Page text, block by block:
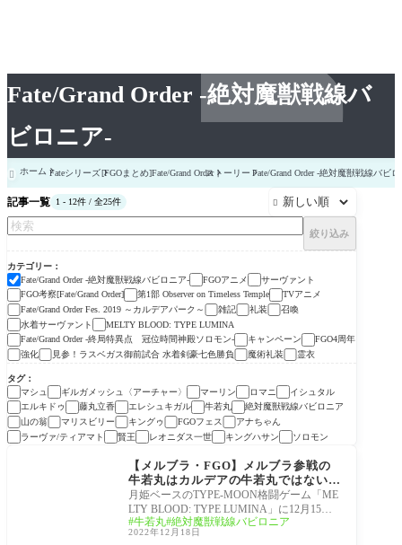
Fate/Grand Order -絶対魔獣戦線バ
ビロニア-
 ホーム Fateシリーズ[FGOまとめ]Fate/Grand Orderストーリー Fate/Grand Order -絶対魔獣戦線バビ
記事一覧 1 - 12件 / 全25件 
絞り込み
カテゴリー
Fate/Grand Order -絶対魔獣戦線バビロニア-
FGOアニメ
サーヴァント
FGO考察[Fate/Grand Order]
第1部 Observer on Timeless Temple
TVアニメ
Fate/Grand Order Fes. 2019 ～カルデアパーク～
雑記 礼装
召喚
水着サーヴァント
MELTY BLOOD: TYPE LUMINA
Fate/Grand Order -終局特異点 冠位時間神殿ソロモン-
キャンペーン
FGO4周年
強化
見参！ラスベガス御前試合 水着剣豪七色勝負 魔術礼装 霊衣
タグ
マシュ
ギルガメッシュ〈アーチャー〉 マーリン ロマニ
イシュタル
エルキドゥ
藤丸立香 エレシュキガル 牛若丸
絶対魔獣戦線バビロニア
山の翁
マリスビリー キングゥ FGOフェス
アナちゃん
ラーヴァ/ティアマト
賢王 レオニダス一世 キングハサン ソロモン
Fate/Grand Order -絶対
【メルブラ・FGO】メルブラ参戦の
牛若丸はカルデアの牛若丸ではない？
FGO1部のあの章から来たのでは…
月姫ベースのTYPE-MOON格闘ゲーム「ME
LTY BLOOD: TYPE LUMINA」に12月15日1
4:00より牛若丸と巌窟王が参戦 「ギルガメ
ッシュ王の言葉が身にしみ
牛若丸 絶対魔獣戦線バビロニア
2022年12月18日